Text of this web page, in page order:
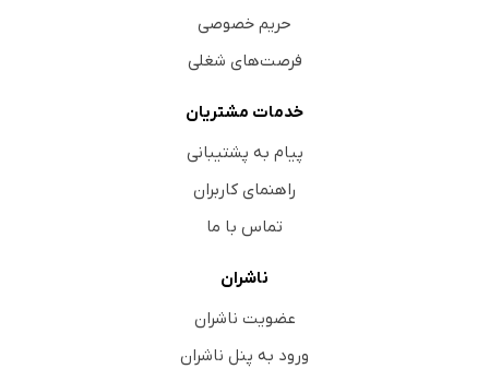
حریم خصوصی
فرصت‌های شغلی
خدمات مشتریان
پیام به پشتیبانی
راهنمای کاربران
تماس با ما
ناشران
عضویت ناشران
ورود به پنل ناشران